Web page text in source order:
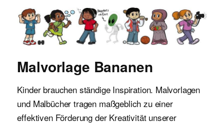
Malvorlagen für Kinder
Malvorlage Bananen
Kinder brauchen ständige Inspiration. Malvorlagen
und Malbücher tragen maßgeblich zu einer
effektiven Förderung der Kreativität unserer